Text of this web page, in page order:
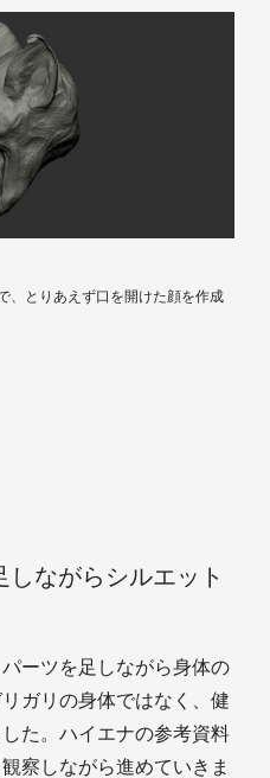
、とりあえず口を開けた顔を作成
ながらシルエット
ーツを足しながら身体の
ガリの身体ではなく、健
た。ハイエナの参考資料
察しながら進めていきま